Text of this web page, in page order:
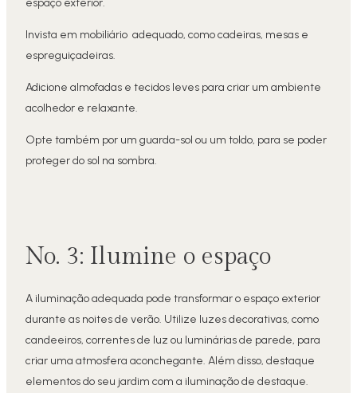
espaço exterior.
Invista em mobiliário adequado, como cadeiras, mesas e
espreguiçadeiras.
Adicione almofadas e tecidos leves para criar um ambiente
acolhedor e relaxante.
Opte também por um guarda-sol ou um toldo, para se poder
proteger do sol na sombra.
No. 3: Ilumine o espaço
A iluminação adequada pode transformar o espaço exterior
durante as noites de verão. Utilize luzes decorativas, como
candeeiros, correntes de luz ou luminárias de parede, para
criar uma atmosfera aconchegante. Além disso, destaque
elementos do seu jardim com a iluminação de destaque.